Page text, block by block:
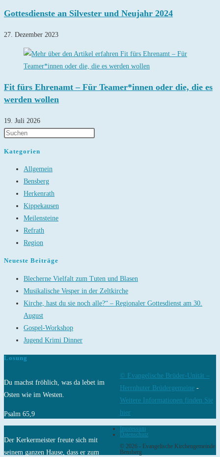
Gottesdienste an Silvester und Neujahr 2024
27. Dezember 2023
Fit fürs Ehrenamt – Für Teamer*innen oder die, die es
werden wollen
19. Juli 2026
Kategorien
Allgemein
Bensberg
Herkenrath
Kippekausen
Meilensteine
Refrath
Region
Neueste Beiträge
Blecherne Vielfalt zum Tuten und Blasen
Musikalische Vesper in der Zeltkirche
Kirche, hast du sie noch alle?“ – Regionaler Gottesdienst am 30.
August
Gospel-Workshop
Jugend Krimi Dinner
Losung
Du machst fröhlich, was da lebet im
Osten wie im Westen.
Psalm 65,9
Der Kerkermeister freute sich mit
seinem ganzen Hause, dass er zum
© Evangelische Brüder-Unität –
Herrnhuter Brüdergemeine -
Weitere Informationen finden Sie
hier
Impressum
Datenschutz
© 2026 - Evangelische Kirchengemeinde
Bensberg